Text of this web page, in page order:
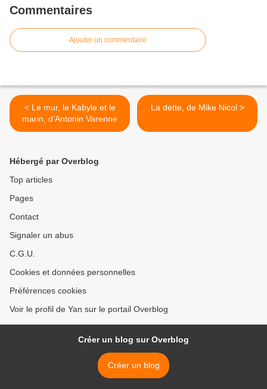
Commentaires
Ajouter un commentaire
< Le mur, le Kabyle et le
marin, d’Antonin Varenne
La dette, de Mike Nicol >
Hébergé par Overblog
Top articles
Pages
Contact
Signaler un abus
C.G.U.
Cookies et données personnelles
Préférences cookies
Voir le profil de Yan sur le portail Overblog
Créer un blog sur Overblog
Créer un blog